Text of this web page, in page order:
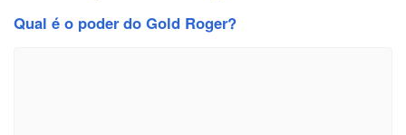
Qual é o poder do Gold Roger?